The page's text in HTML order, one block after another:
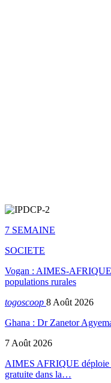
7 SEMAINE
SOCIETE
Vogan : AIMES-AFRIQUE
populations rurales
togoscoop 8 Août 2026
Ghana : Dr Zanetor
7 Août 2026
AIMES AFRIQUE déploie
gratuite dans la…